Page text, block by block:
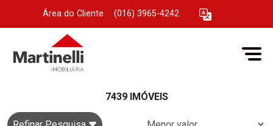
Área do Cliente (016) 3965-4242
7439 IMÓVEIS